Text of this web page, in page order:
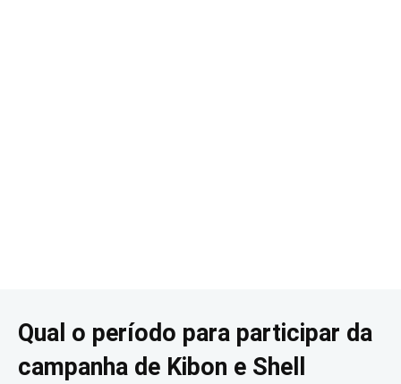
Qual o período para participar da
campanha de Kibon e Shell